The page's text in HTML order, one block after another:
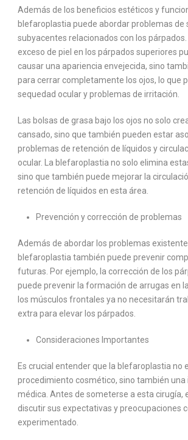
Además de los beneficios estéticos y
blefaroplastia puede abordar problemas de
subyacentes relacionados con los
exceso de piel en los párpados superiores
causar una apariencia envejecida, sino
para cerrar completamente los ojos, lo que
sequedad ocular y problemas de irritación.
Las bolsas de grasa bajo los ojos no solo
cansado, sino que también pueden estar
problemas de retención de líquidos y
ocular. La blefaroplastia no solo elimina
sino que también puede mejorar la
retención de líquidos en esta área.
Prevención y corrección de problemas
Además de abordar los problemas
blefaroplastia también puede prevenir
futuras. Por ejemplo, la corrección de los
puede prevenir la formación de arrugas en
los músculos frontales ya no necesitarán
extra para elevar los párpados.
Consideraciones Importantes
Es crucial entender que la blefaroplastia no
procedimiento cosmético, sino también una
médica. Antes de someterse a esta cirugía,
discutir sus expectativas y preocupaciones
experimentado.